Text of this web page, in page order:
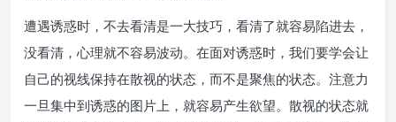
遭遇诱惑时，不去看清是一大技巧，看清了就容易陷进去，
没看清，心理就不容易波动。在面对诱惑时，我们要学会让
自己的视线保持在散视的状态，而不是聚焦的状态。注意力
一旦集中到诱惑的图片上，就容易产生欲望。散视的状态就